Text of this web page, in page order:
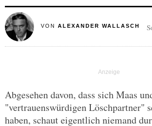
VON ALEXANDER WALLASCH
Abgesehen davon, dass sich Maas
"vertrauenswürdigen Löschpartner"
haben, schaut eigentlich niemand